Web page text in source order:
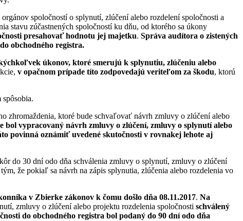
spoločností o splynutí, zlúčení alebo rozdelení spoločnosti a
stavu zúčastnených spoločností ku dňu, od ktorého sa úkony
presahovať hodnotu jej majetku. Správa audítora o zistených
obchodného registra.
úkonov, ktoré smerujú k splynutiu, zlúčeniu alebo
v opačnom prípade títo zodpovedajú veriteľom za škodu, ktorú
zhromaždenia, ktoré bude schvaľovať návrh zmluvy o zlúčení alebo
vypracovaný návrh zmluvy o zlúčení, zmluvy o splynutí alebo
povinná oznámiť uvedené skutočnosti v rovnakej lehote aj
do 30 dní odo dňa schválenia zmluvy o splynutí, zmluvy o zlúčení
že pokiaľ sa návrh na zápis splynutia, zlúčenia alebo rozdelenia vo
v Zbierke zákonov k čomu došlo dňa 08.11.2017. Na
zmluvy o zlúčení alebo projektu rozdelenia spoločnosti schválený
do obchodného registra bol podaný do 90 dní odo dňa